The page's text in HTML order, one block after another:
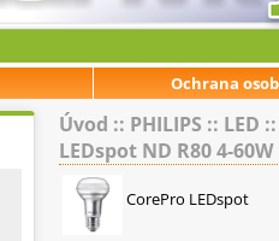
Ochrana
Úvod :: PHILIPS :: LED
LEDspot ND R80 4-60W
CorePro LEDspot